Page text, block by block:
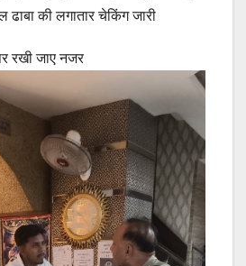
की लगातार चेकिंग जारी
रखी जाए नजर